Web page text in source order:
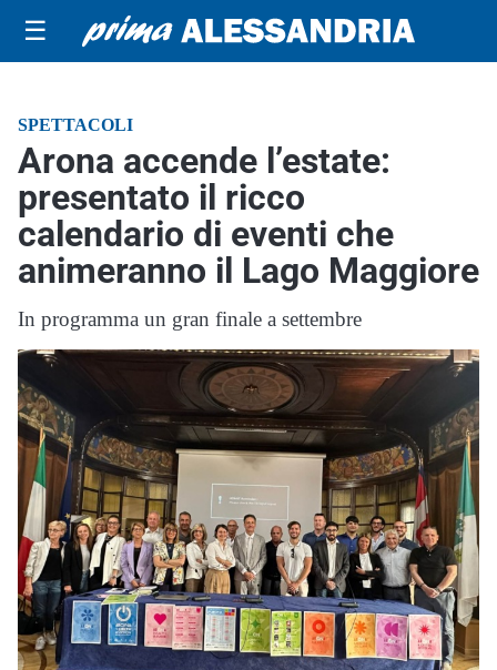
☰
SPETTACOLI
Arona accende l’estate:
presentato il ricco
calendario di eventi che
animeranno il Lago Maggiore
In programma un gran finale a settembre